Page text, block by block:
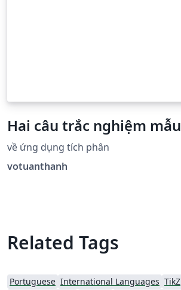
Hai câu trắc nghiệm mẫu
về ứng dụng tích phân
votuanthanh
Related Tags
Portuguese International Languages TikZ